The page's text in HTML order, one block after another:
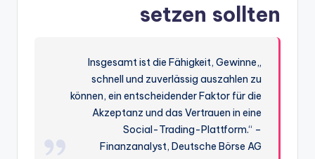
setzen sollten
„Insgesamt ist die Fähigkeit, Gewinne
schnell und zuverlässig auszahlen zu
können, ein entscheidender Faktor für die
Akzeptanz und das Vertrauen in eine
Social-Trading-Plattform.“ –
Finanzanalyst, Deutsche Börse AG